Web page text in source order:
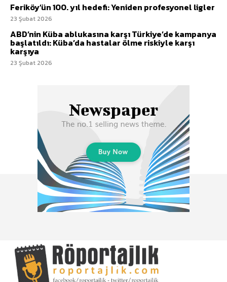
Feriköy’ün 100. yıl hedefi: Yeniden profesyonel ligler
23 Şubat 2026
ABD’nin Küba ablukasına karşı Türkiye’de kampanya
başlatıldı: Küba’da hastalar ölme riskiyle karşı
karşıya
23 Şubat 2026